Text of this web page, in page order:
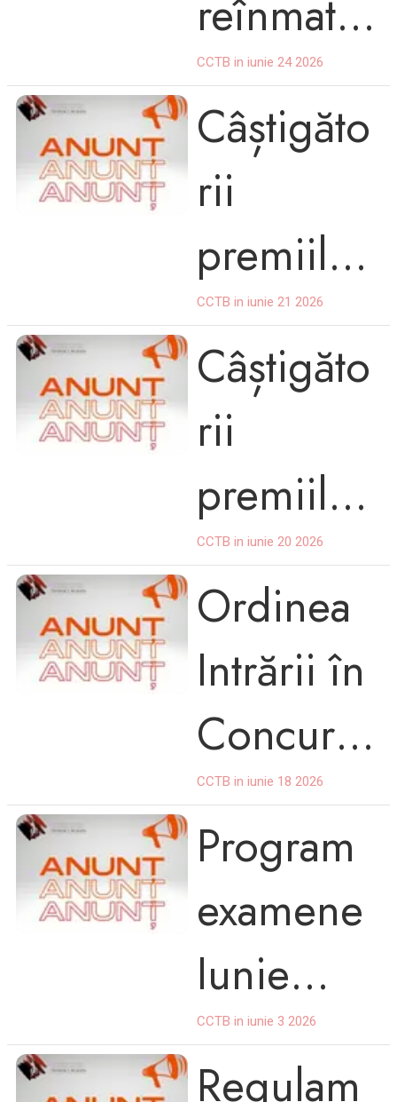
Cultural
Județean
Constanța
,,Teodor
T.
Burada"
reînmatri
culările
CCTB in iunie 24 2026
Câștigăto
rii
premiilor
,,PIANO
ART "
2026,edi
ția a X-a
CCTB in iunie 21 2026
Câștigăto
rii
premiilor
I
Concursu
l Național
de
Interpreta
re
Pianistică
Piano
Art,ediția
CCTB in iunie 20 2026
Ordinea
Intrării în
Concursu
l Național
de
Interpreta
re
pianistică
CCTB in iunie 18 2026
Program
examene
Iunie
2026
CCTB in iunie 3 2026
Regulam